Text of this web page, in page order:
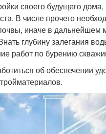
своего будущего
В числе прочего
иначе в
глубину залегания
работ по бурению
об обеспечении